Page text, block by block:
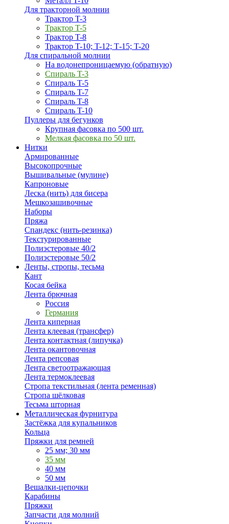
Для тракторной молнии
Трактор T-3
Трактор T-5
Трактор T-8
Трактор T-10; T-12; Т-15; T-20
Для спиральной молнии
На водонепроницаемую (обратную)
Спираль T-3
Спираль T-5
Спираль T-7
Спираль T-8
Спираль T-10
Пуллеры для бегунков
Крупная фасовка по 500 шт.
Мелкая фасовка по 50 шт.
Нитки
Армированные
Высокопрочные
Вышивальные (мулине)
Капроновые
Леска (нить) для бисера
Мешкозашивочные
Наборы
Пряжа
Спандекс (нить-резинка)
Текстурированные
Полиэстеровые 40/2
Полиэстеровые 50/2
Ленты, стропы, тесьма
Кант
Косая бейка
Лента брючная
Россия
Германия
Лента киперная
Лента клеевая (трансфер)
Лента контактная (липучка)
Лента окантовочная
Лента репсовая
Лента светоотражающая
Лента термоклеевая
Стропа текстильная (лента ременная)
Стропа шёлковая
Тесьма шторная
Металлическая фурнитура
Застёжка для купальников
Кольца
Пряжки для ремней
25 мм; 30 мм
35 мм
40 мм
50 мм
Вешалки-цепочки
Карабины
Пряжки
Запчасти для молний